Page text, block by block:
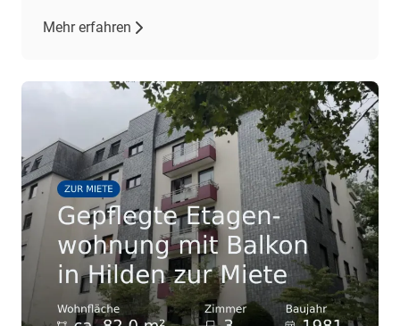
Wohnzimmer mit offener Einbauküche. Der
Ausstattung, darunter Fliesenböden und eine
Fußbodenheizung. Eine Klimaanlage im
Wohnzimmer […]
Mehr erfahren